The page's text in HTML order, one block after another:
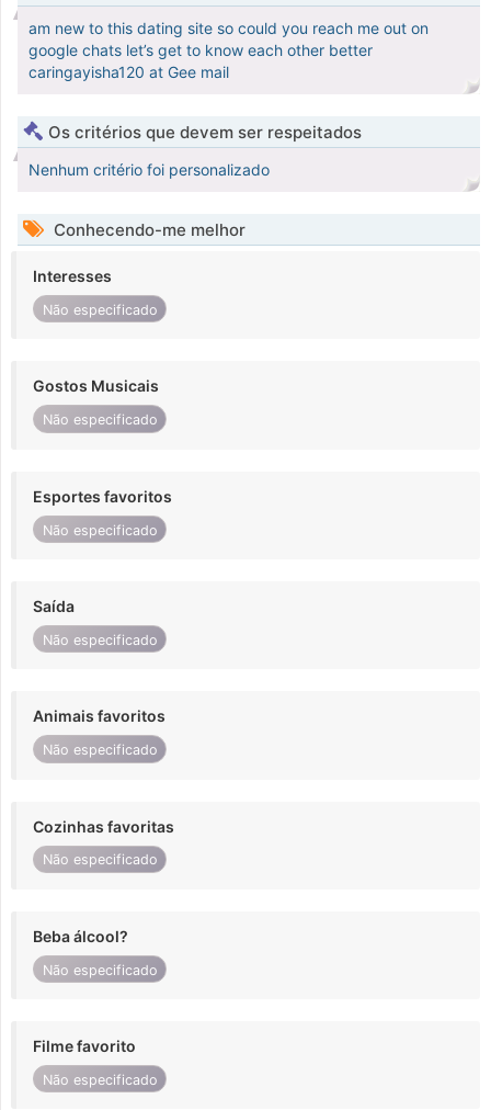
am new to this dating site so could you reach me out on
google chats let’s get to know each other better
caringayisha120 at Gee mail
Os critérios que devem ser respeitados
Nenhum critério foi personalizado
Conhecendo-me melhor
Interesses
Não especificado
Gostos Musicais
Não especificado
Esportes favoritos
Não especificado
Saída
Não especificado
Animais favoritos
Não especificado
Cozinhas favoritas
Não especificado
Beba álcool?
Não especificado
Filme favorito
Não especificado